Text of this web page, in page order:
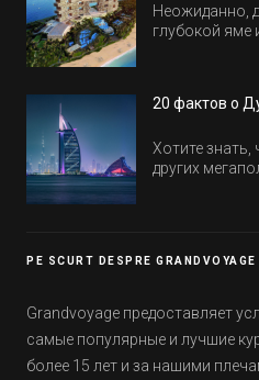
Неожиданно,
глубокой яме
обычно на
20 фактов о
Хотите знать,
других
PE SCURT DESPRE GRANDVOYAGE
Grandvoyage предоставляет
самые популярные и лучшие
более 15 лет и за нашими